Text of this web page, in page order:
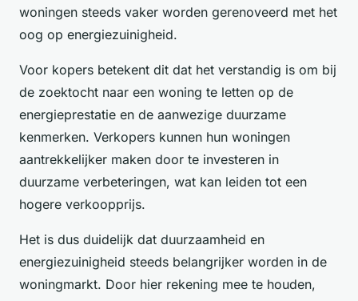
woningen steeds vaker worden gerenoveerd met het
oog op energiezuinigheid.
Voor kopers betekent dit dat het verstandig is om bij
de zoektocht naar een woning te letten op de
energieprestatie en de aanwezige duurzame
kenmerken. Verkopers kunnen hun woningen
aantrekkelijker maken door te investeren in
duurzame verbeteringen, wat kan leiden tot een
hogere verkoopprijs.
Het is dus duidelijk dat duurzaamheid en
energiezuinigheid steeds belangrijker worden in de
woningmarkt. Door hier rekening mee te houden,